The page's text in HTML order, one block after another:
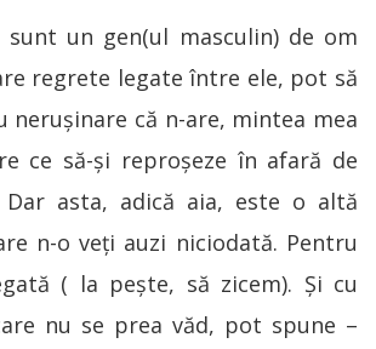
un gen(ul masculin) de om
regrete legate între ele, pot să
nerușinare că n-are, mintea mea
ce să-și reproșeze în afară de
asta, adică aia, este o altă
n-o veți auzi niciodată. Pentru
( la pește, să zicem). Și cu
nu se prea văd, pot spune –